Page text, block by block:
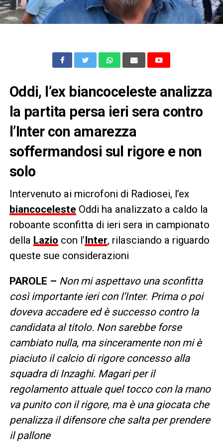
Oddi, l’ex biancoceleste analizza
la partita persa ieri sera contro
l’Inter con amarezza
soffermandosi sul rigore e non
solo
Intervenuto ai microfoni di Radiosei, l’ex
biancoceleste Oddi ha analizzato a caldo la
roboante sconfitta di ieri sera in campionato
della Lazio con l’Inter, rilasciando a riguardo
queste sue considerazioni
PAROLE – Non mi aspettavo una sconfitta
così importante ieri con l’Inter. Prima o poi
doveva accadere ed è successo contro la
candidata al titolo. Non sarebbe forse
cambiato nulla, ma sinceramente non mi è
piaciuto il calcio di rigore concesso alla
squadra di Inzaghi. Magari per il
regolamento attuale quel tocco con la mano
va punito con il rigore, ma è una giocata che
penalizza il difensore che salta per prendere
il pallone